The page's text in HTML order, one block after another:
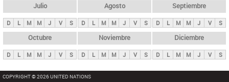
l
e
s
Julio
D L M M J V S
Agosto
D L M M J V S
Septiembre
D L M M J V S
Octubre
D L M M J V S
Noviembre
D L M M J V S
Diciembre
D L M M J V S
COPYRIGHT © 2026 UNITED NATIONS